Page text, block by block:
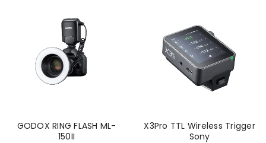
REGISTRIEREN
E-Mail-Adresse
Ein Link zum Erstellen eines neuen Passworts wird an
GODOX RING FLASH ML-
150II
X3Pro TTL Wireless Trigger
Sony